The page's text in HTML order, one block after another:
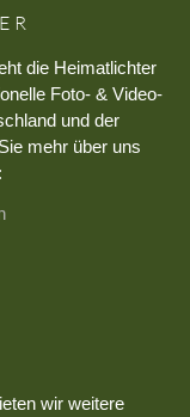
die Heimatlichter
Foto- & Video-
und der
mehr über uns
wir weitere